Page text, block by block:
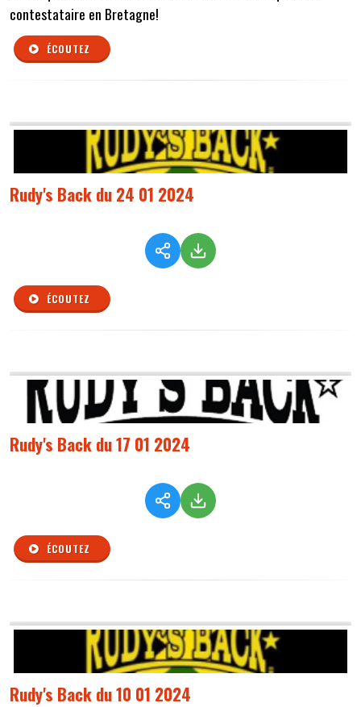
contestataire en Bretagne!
ÉCOUTEZ
Rudy's Back du 24 01 2024
ÉCOUTEZ
Rudy's Back du 17 01 2024
ÉCOUTEZ
Rudy's Back du 10 01 2024